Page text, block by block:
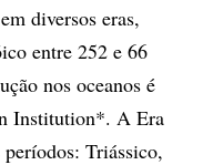
diversos eras,
entre 252 e 66
nos oceanos é
Institution*. A Era
Triássico,